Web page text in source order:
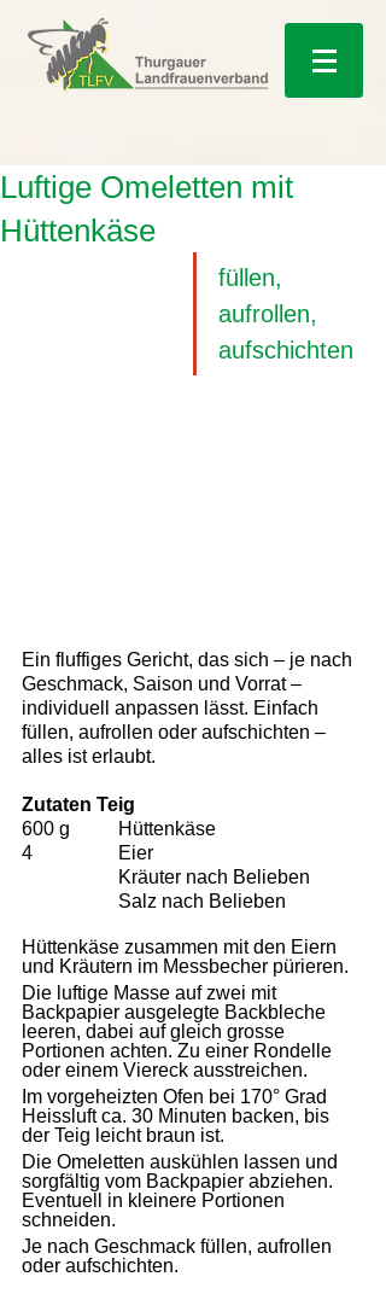
Luftige Omeletten mit
Hüttenkäse
füllen,
aufrollen,
aufschichten
Ein fluffiges Gericht, das sich – je nach
Geschmack, Saison und Vorrat –
individuell anpassen lässt. Einfach
füllen, aufrollen oder aufschichten –
alles ist erlaubt.
Zutaten Teig
600 g 	Hüttenkäse
4 		Eier
		Kräuter nach Belieben
		Salz nach Belieben
Hüttenkäse zusammen mit den Eiern
und Kräutern im Messbecher pürieren.
Die luftige Masse auf zwei mit
Backpapier ausgelegte Backbleche
leeren, dabei auf gleich grosse
Portionen achten. Zu einer Rondelle
oder einem Viereck ausstreichen.
Im vorgeheizten Ofen bei 170° Grad
Heissluft ca. 30 Minuten backen, bis
der Teig leicht braun ist.
Die Omeletten auskühlen lassen und
sorgfältig vom Backpapier abziehen.
Eventuell in kleinere Portionen
schneiden.
Je nach Geschmack füllen, aufrollen
oder aufschichten.